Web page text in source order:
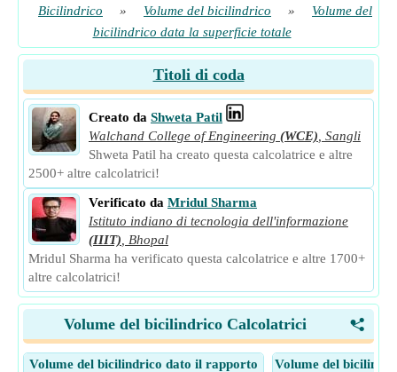
Bicilindrico
» Volume del bicilindrico »
Volume del
bicilindrico data la superficie totale
Titoli di coda
Creato da Shweta Patil
Walchand College of Engineering (WCE) Sangli
Shweta Patil ha creato questa calcolatrice e altre
2500+ altre calcolatrici!
Verificato da Mridul Sharma
Istituto indiano di tecnologia dell'informazione
(IIIT)
Bhopal
Mridul Sharma ha verificato questa calcolatrice e altre 1700+
altre calcolatrici!
<
Volume del bicilindrico Calcolatrici
Volume del bicilindrico dato il rapporto
Volume del